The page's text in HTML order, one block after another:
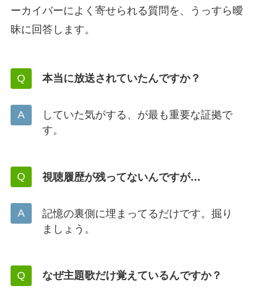
ーカイバーによく寄せられる質問を、うっすら曖
昧に回答します。
本当に放送されていたんですか？
していた気がする、が最も重要な証拠で
す。
視聴履歴が残ってないんですが…
記憶の裏側に埋まってるだけです。掘り
ましょう。
なぜ主題歌だけ覚えているんですか？